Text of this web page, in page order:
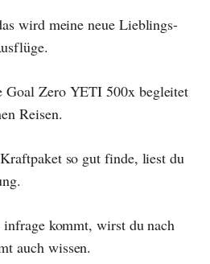
wird meine neue Lieblings-
Goal Zero YETI 500x begleitet
Reisen.
so gut finde, liest du
kommt, wirst du nach
auch wissen.